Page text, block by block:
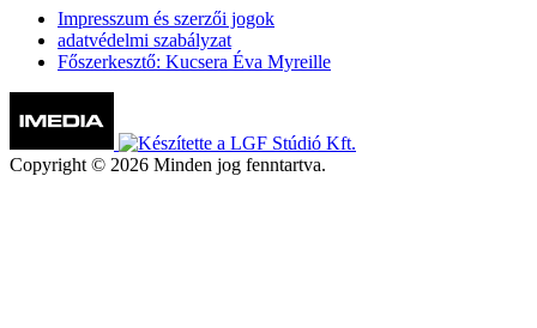
Impresszum és szerzői jogok
adatvédelmi szabályzat
Főszerkesztő: Kucsera Éva Myreille
Copyright © 2026 Minden jog fenntartva.